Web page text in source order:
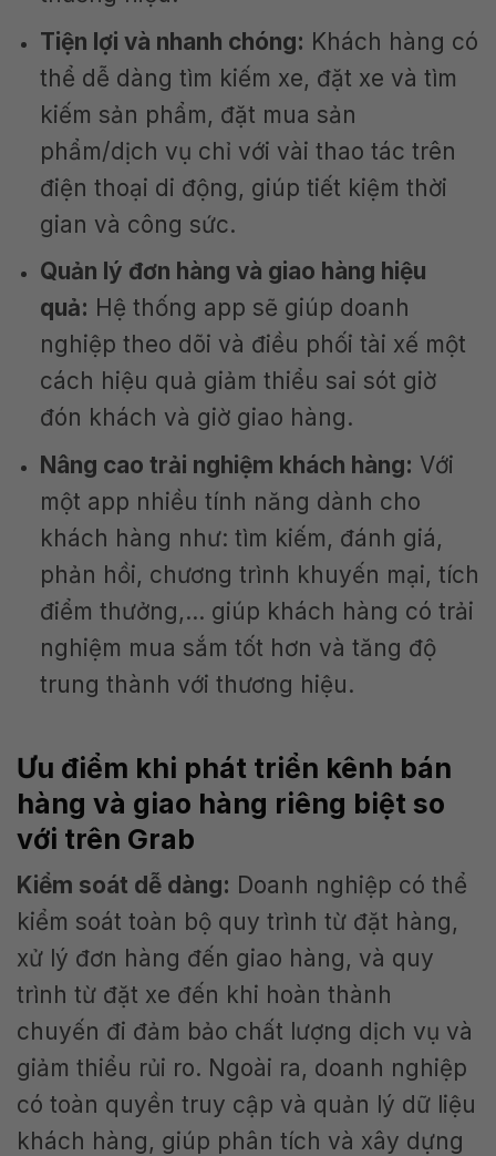
Tiện lợi và nhanh chóng: Khách hàng có
thể dễ dàng tìm kiếm xe, đặt xe và tìm
kiếm sản phẩm, đặt mua sản
phẩm/dịch vụ chỉ với vài thao tác trên
điện thoại di động, giúp tiết kiệm thời
gian và công sức.
Quản lý đơn hàng và giao hàng hiệu
quả: Hệ thống app sẽ giúp doanh
nghiệp theo dõi và điều phối tài xế một
cách hiệu quả giảm thiểu sai sót giờ
đón khách và giờ giao hàng.
Nâng cao trải nghiệm khách hàng: Với
một app nhiều tính năng dành cho
khách hàng như: tìm kiếm, đánh giá,
phản hồi, chương trình khuyến mại, tích
điểm thưởng,… giúp khách hàng có trải
nghiệm mua sắm tốt hơn và tăng độ
trung thành với thương hiệu.
Ưu điểm khi phát triển kênh bán
hàng và giao hàng riêng biệt so
với trên Grab
Kiểm soát dễ dàng: Doanh nghiệp có thể
kiểm soát toàn bộ quy trình từ đặt hàng,
xử lý đơn hàng đến giao hàng, và quy
trình từ đặt xe đến khi hoàn thành
chuyến đi đảm bảo chất lượng dịch vụ và
giảm thiểu rủi ro. Ngoài ra, doanh nghiệp
có toàn quyền truy cập và quản lý dữ liệu
khách hàng, giúp phân tích và xây dựng